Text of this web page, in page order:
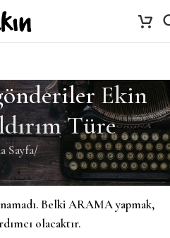
Ekin
Türe
Sayfa/
Belki ARAMA yapmak,
olacaktır.